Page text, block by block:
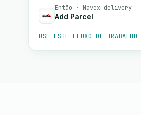
Então · Navex delivery
Add Parcel
USE ESTE FLUXO DE TRABALHO